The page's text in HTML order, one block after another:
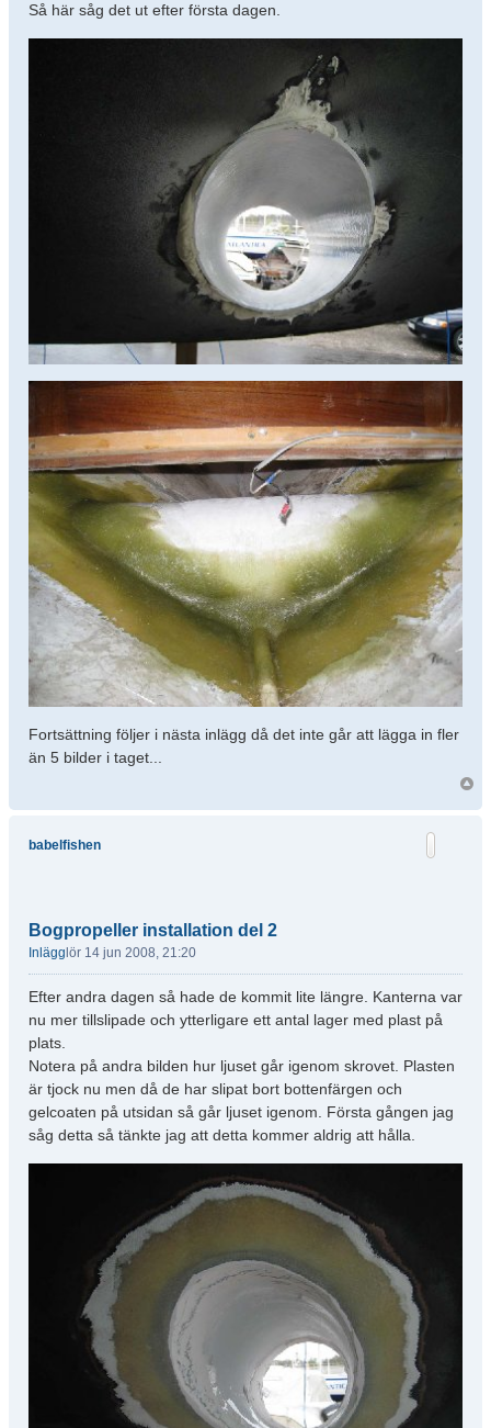
Så här såg det ut efter första dagen.
Fortsättning följer i nästa inlägg då det inte går att lägga in fler
än 5 bilder i taget...
babelfishen
Bogpropeller installation del 2
Inlägg lör 14 jun 2008, 21:20
Efter andra dagen så hade de kommit lite längre. Kanterna var
nu mer tillslipade och ytterligare ett antal lager med plast på
plats.
Notera på andra bilden hur ljuset går igenom skrovet. Plasten
är tjock nu men då de har slipat bort bottenfärgen och
gelcoaten på utsidan så går ljuset igenom. Första gången jag
såg detta så tänkte jag att detta kommer aldrig att hålla.